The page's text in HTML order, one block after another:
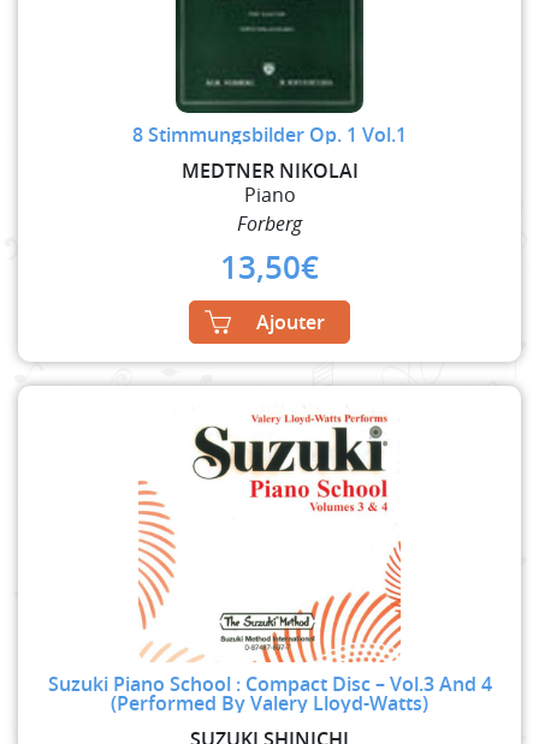
8 Stimmungsbilder Op. 1 Vol.1
MEDTNER NIKOLAI
Piano
Forberg
13,50€
Ajouter
Suzuki Piano School : Compact Disc – Vol.3 And 4
(Performed By Valery Lloyd-Watts)
SUZUKI SHINICHI